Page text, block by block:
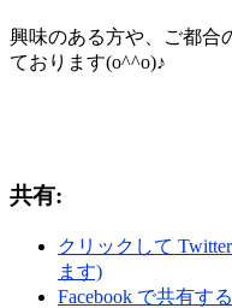
興味のある方や、ご都合
ております(o^^o)♪
共有:
クリックして
ます)
Facebook で共有す